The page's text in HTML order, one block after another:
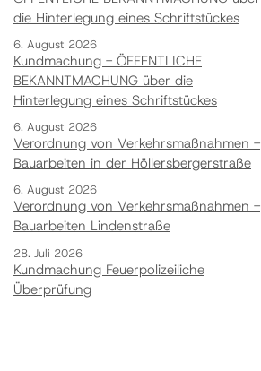
die Hinterlegung eines Schriftstückes
6. August 2026
Kundmachung - ÖFFENTLICHE
BEKANNTMACHUNG über die
Hinterlegung eines Schriftstückes
6. August 2026
Verordnung von Verkehrsmaßnahmen -
Bauarbeiten in der Höllersbergerstraße
6. August 2026
Verordnung von Verkehrsmaßnahmen -
Bauarbeiten Lindenstraße
28. Juli 2026
Kundmachung Feuerpolizeiliche
Überprüfung